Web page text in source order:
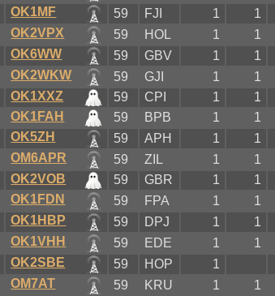
OK1MF 59 FJI 1
1
OK2VPX 59 HOL 1
1
OK6WW 59 GBV 1
1
OK2WKW 59 GJI 1
1
OK1XXZ 59 CPI 1
1
OK1FAH 59 BPB 1
1
OK5ZH 59 APH 1
1
OM6APR 59 ZIL 1
1
OK2VOB 59 GBR 1
1
OK1FDN 59 FPA 1
1
OK1HBP 59 DPJ 1
1
OK1VHH 59 EDE 1
1
OK2SBE 59 HOP
1
OM7AT 59 KRU 1
1